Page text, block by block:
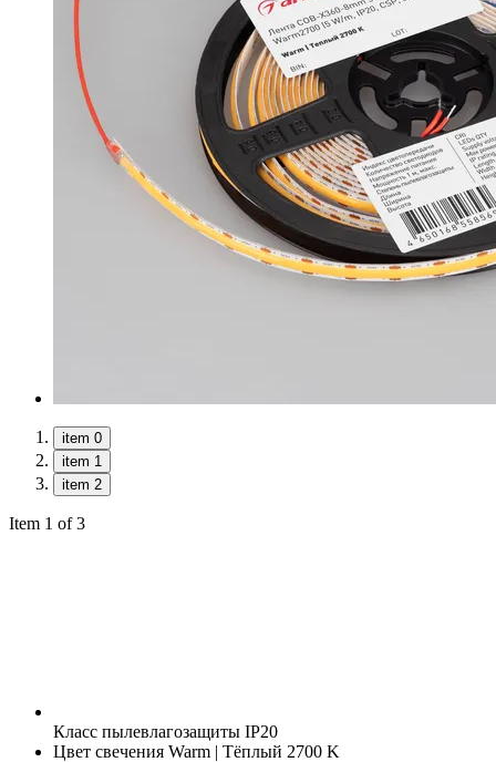
item 0
item 1
item 2
Item 1 of 3
Класс пылевлагозащиты IP20
Цвет свечения Warm | Тёплый 2700 K